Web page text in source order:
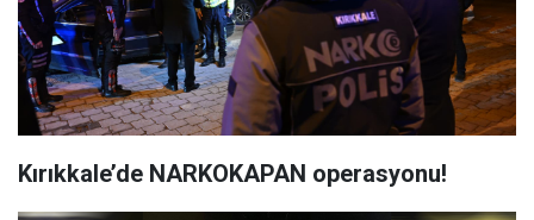
Kırıkkale’de NARKOKAPAN operasyonu!